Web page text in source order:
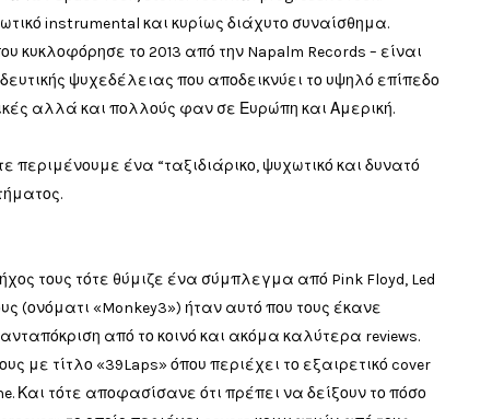
instrumental και κυρίως διάχυτο συναίσθημα.
κυκλοφόρησε το 2013 από την Napalm Records – είναι
ψυχεδέλειας που αποδεικνύει το υψηλό επίπεδο
αλλά και πολλούς φαν σε Ευρώπη και Αμερική.
περιμένουμε ένα “ταξιδιάρικο, ψυχωτικό και δυνατό
τους τότε θύμιζε ένα σύμπλεγμα από Pink Floyd, Led
(ονόματι «Monkey3») ήταν αυτό που τους έκανε
από το κοινό και ακόμα καλύτερα reviews.
με τίτλο «39Laps» όπου περιέχει το εξαιρετικό cover
Και τότε αποφασίσανε ότι πρέπει να δείξουν το πόσο